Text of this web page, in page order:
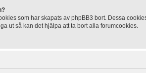
som har skapats av phpBB3 bort. Dessa
ut så kan det hjälpa att ta bort alla forumcookies.